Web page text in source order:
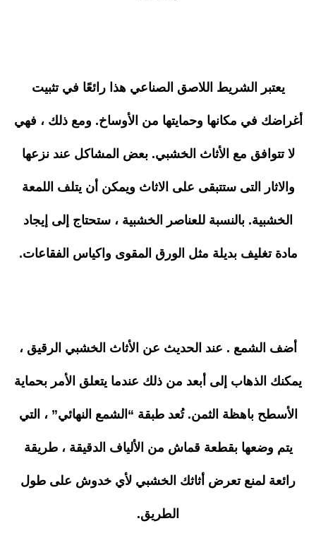
يعتبر الشريط اللاصق الصناعي هذا رائعًا في تثبيت
أغراضك في مكانها وحمايتها من الأوساخ. ومع ذلك ، فهي
لا تتوافق مع الأثاث الخشبي. بعض المشاكل عند نزعها
والاثار التى ستتبقى على الاثاث ويمكن أن يتلف اللمعة
الخشبية. بالنسبة للعناصر الخشبية ، ستحتاج إلى إيجاد
مادة تغليف بديلة مثل الورق المقوى واكياس الفقاعات.
أضف الشمع . عند الحديث عن الأثاث الخشبي الرقيق ،
يمكنك الذهاب إلى أبعد من ذلك عندما يتعلق الأمر بحماية
الأسطح باهظة الثمن. تُعد طبقة “الشمع النهائي” ، التي
يتم وضعها بقطعة قماش من الألياف الدقيقة ، طريقة
رائعة لمنع تعرض أثاثك الخشبي لأي خدوش على طول
الطريق.